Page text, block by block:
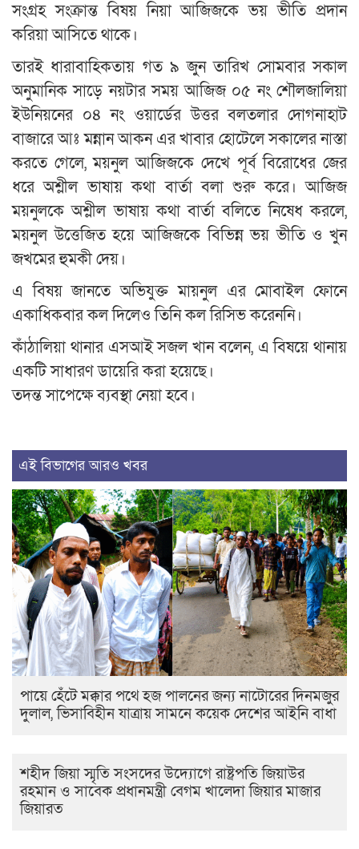
সংগ্রহ সংক্রান্ত বিষয় নিয়া আজিজকে ভয় ভীতি প্রদান
করিয়া আসিতে থাকে।
তারই ধারাবাহিকতায় গত ৯ জুন তারিখ সোমবার সকাল
অনুমানিক সাড়ে নয়টার সময় আজিজ ০৫ নং শৌলজালিয়া
ইউনিয়নের ০৪ নং ওয়ার্ডের উত্তর বলতলার দোগনাহাট
বাজারে আঃ মন্নান আকন এর খাবার হোটেলে সকালের নাস্তা
করতে গেলে, ময়নুল আজিজকে দেখে পূর্ব বিরোধের জের
ধরে অশ্লীল ভাষায় কথা বার্তা বলা শুরু করে। আজিজ
ময়নুলকে অশ্লীল ভাষায় কথা বার্তা বলিতে নিষেধ করলে,
ময়নুল উত্তেজিত হয়ে আজিজকে বিভিন্ন ভয় ভীতি ও খুন
জখমের হুমকী দেয়।
এ বিষয় জানতে অভিযুক্ত মায়নুল এর মোবাইল ফোনে
একাধিকবার কল দিলেও তিনি কল রিসিভ করেননি।
কাঁঠালিয়া থানার এসআই সজল খান বলেন, এ বিষয়ে থানায়
একটি সাধারণ ডায়েরি করা হয়েছে।
তদন্ত সাপেক্ষে ব্যবস্থা নেয়া হবে।
এই বিভাগের আরও খবর
পায়ে হেঁটে মক্কার পথে হজ পালনের জন্য নাটোরের দিনমজুর
দুলাল, ভিসাবিহীন যাত্রায় সামনে কয়েক দেশের আইনি বাধা
শহীদ জিয়া স্মৃতি সংসদের উদ্যোগে রাষ্ট্রপতি জিয়াউর
রহমান ও সাবেক প্রধানমন্ত্রী বেগম খালেদা জিয়ার মাজার
জিয়ারত